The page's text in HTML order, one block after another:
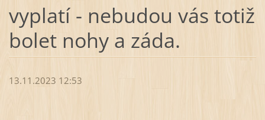
vyplatí - nebudou vás totiž
bolet nohy a záda.
13.11.2023 12:53